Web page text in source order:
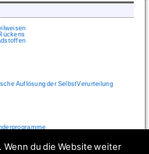
Auflösung der SelbstVerurteilung
du die Website weiter